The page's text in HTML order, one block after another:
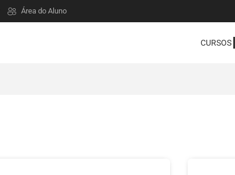
Área do Aluno
CURSOS